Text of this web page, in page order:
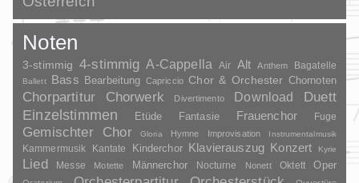
Noten
3-stimmig 4-stimmig A-Cappella Air Alt Anthem Bagatelle
Ballett Bass Bearbeitung Capriccio Chor & Orchester Chornoten
Chorpartitur Chorwerk Divertimento Download
Duett
Einzelstimmen
Etüde Fantasie Frauenchor Fuge
Gemischter Chor Gloria Hymne Improvisation Instrumentalmusik
Kammermusik Kantate Kinderchor Klavierauszug Konzert Kyrie
Lied Messe Motette Männerchor Nocturne Nonett Oktett Oper